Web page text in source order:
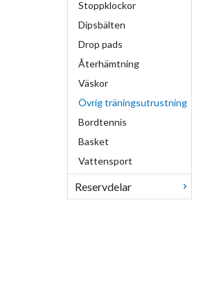
Stoppklockor
Dipsbälten
Drop pads
Återhämtning
Väskor
Övrig träningsutrustning
Bordtennis
Basket
Vattensport
Reservdelar